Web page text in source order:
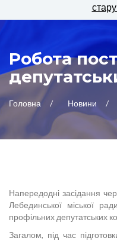
Робота
Головна Новини
Напередодні засідання
Лебединської міської
профільних депутатських
Загалом, під час